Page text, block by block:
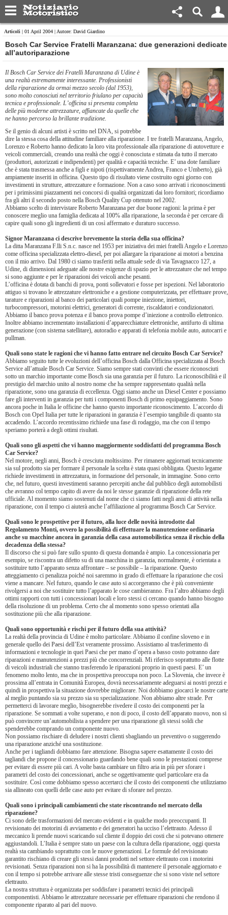
Articoli | 01 April 2004 | Autore: David Giardino
Bosch Car Service Fratelli Maranzana: due generazioni dedicate
all’autoriparazione
Il Bosch Car Service dei Fratelli Maranzana di Udine è
una realtà estremamente interessante. Professionisti
della riparazione da ormai mezzo secolo (dal 1953),
sono molto conosciuti nel territorio friulano per capacità
tecnica e professionale. L’officina si presenta completa
delle più moderne attrezzature, affiancate da quelle che
ne hanno percorso la brillante tradizione.
Se il genio di alcuni artisti è scritto nel DNA, si potrebbe
dire la stessa cosa della attitudine familiare alla riparazione. I tre fratelli Maranzana, Angelo,
Lorenzo e Roberto hanno dedicato la loro vita professionale alla riparazione di autovetture e
veicoli commerciali, creando una realtà che oggi è conosciuta e stimata da tutto il mercato
(produttori, autorizzati e indipendenti) per qualità e capacità tecniche. E’ una dote familiare
che è stata trasmessa anche a figli e nipoti (rispettivamente Andrea, Franco e Umberto), già
ampiamente inseriti in officina. Questo tipo di risultato viene costruito ogni giorno con
investimenti in strutture, attrezzature e formazione. Non a caso sono arrivati i riconoscimenti
per i primissimi piazzamenti nei concorsi di qualità organizzati dai loro fornitori; ricordiamo
fra gli altri il secondo posto nella Bosch Quality Cup ottenuto nel 2002.
Abbiamo scelto di intervistare Roberto Maranzana per due buone ragioni: la prima è per
conoscere meglio una famiglia dedicata al 100% alla riparazione, la seconda è per cercare di
capire quali sono gli ingredienti di un così affermato e duraturo successo.
Signor Maranzana ci descrive brevemente la storia della sua officina?
La ditta Maranzana F.lli S.n.c. nasce nel 1953 per iniziativa dei miei fratelli Angelo e Lorenzo
come officina specializzata elettro-diesel, per poi allargare la riparazione ai motori a benzina
con il mio arrivo. Dal 1980 ci siamo trasferiti nella attuale sede di via Tavagnacco 127, a
Udine, di dimensioni adeguate alle nostre esigenze di spazio per le attrezzature che nel tempo
si sono aggiunte e per le riparazioni dei veicoli anche pesanti.
L’officina è dotata di banchi di prova, ponti sollevatori e fosse per ispezioni. Nel laboratorio
attiguo si trovano le attrezzature elettroniche e a gestione computerizzata, per effettuare prove,
tarature e riparazioni al banco dei particolari quali pompe iniezione, iniettori,
turbocompressori, motorini elettrici, generatori di corrente, riscaldatori e condizionatori.
Abbiamo il banco prova potenza e il banco prova pompe d’iniezione a controllo elettronico.
Inoltre abbiamo incrementato installazioni d’apparecchiature elettroniche, antifurto di ultima
generazione (con sistema satellitare), autoradio e apparati di telefonia mobile auto, autocarri e
pullman.
Quali sono state le ragioni che vi hanno fatto entrare nel circuito Bosch Car Service?
Abbiamo seguito tutte le evoluzioni dell’officina Bosch dalla Officina specializzata al Bosch
Service all’attuale Bosch Car Service. Siamo sempre stati convinti che essere riconosciuti
sotto un marchio importante come Bosch sia una garanzia per il futuro. La riconoscibilità e il
prestigio del marchio unito al nostro nome che ha sempre rappresentato qualità nella
riparazione, sono una garanzia di eccellenza. Oggi siamo anche un Diesel Center e possiamo
fare gli interventi in garanzia per tutti i componenti Bosch di primo equipaggiamento. Sono
ancora poche in Italia le officine che hanno questo importante riconoscimento. L’accordo di
Bosch con Opel Italia per tutte le riparazioni in garanzia è l’esempio tangibile di quanto sta
accadendo. L’accordo recentissimo richiede una fase di rodaggio, ma che con il tempo
speriamo porterà a degli ottimi risultati.
Quali sono gli aspetti che vi hanno maggiormente soddisfatti del programma Bosch
Car Service?
Nel motore, negli anni, Bosch è cresciuta moltissimo. Per rimanere aggiornati tecnicamente
sia sul prodotto sia per formare il personale la scelta è stata quasi obbligata. Questo legame
richiede investimenti in attrezzatura, in formazione del personale, in immagine. Sono certo
che, nel futuro, questi investimenti saranno percepiti anche dal pubblico degli automobilisti
che avranno col tempo capito di avere da noi le stesse garanzie di riparazione della rete
ufficiale. Al momento siamo sostenuti dal nome che ci siamo fatti negli anni di attività nella
riparazione, con il tempo ci aiuterà anche l’affiliazione al programma Bosch Car Service.
Quali sono le prospettive per il futuro, alla luce delle novità introdotte dal
Regolamento Monti, ovvero la possibilità di effettuare la manutenzione ordinaria
anche su macchine ancora in garanzia della casa automobilistica senza il rischio della
decadenza della stessa?
Il discorso che si può fare sullo spunto di questa domanda è ampio. La concessionaria per
esempio, se riscontra un difetto su di una macchina in garanzia, normalmente, è orientata a
sostituire tutto l’apparato senza affrontare – se possibile – la riparazione. Questo
atteggiamento ci penalizza poiché noi saremmo in grado di effettuare la riparazione che così
viene a mancare. Nel futuro, quando le case auto si accorgeranno che è più conveniente
rivolgersi a noi che sostituire tutto l’apparato le cose cambieranno. Fra l’altro abbiamo degli
ottimi rapporti con tutti i concessionari locali e loro stessi ci cercano quando hanno bisogno
della risoluzione di un problema. Certo che al momento sono spesso orientati alla
sostituzione più che alla riparazione.
Quali sono opportunità e rischi per il futuro della sua attività?
La realtà della provincia di Udine è molto particolare. Abbiamo il confine sloveno e in
generale quello dei Paesi dell’Est veramente prossimo. Assistiamo al trasferimento di
informazioni e tecnologie in quei Paesi che per mano d’opera a basso costo potranno dare
riparazioni e manutenzioni a prezzi più che concorrenziali. Mi riferisco soprattutto alle flotte
di veicoli industriali che stanno trasferendo le riparazioni proprio in questi paesi. E’ un
fenomeno molto lento, ma che in prospettiva preoccupa non poco. La Slovenia, che invece è
prossima all’entrata in Comunità Europea, dovrà necessariamente adeguarsi ai nostri prezzi e
quindi in prospettiva la situazione dovrebbe migliorare. Noi dobbiamo giocarci le nostre carte
al meglio puntando sia su prezzo sia su specializzazione. Non abbiamo altre strade. Per
permetterci di lavorare meglio, bisognerebbe rivedere il costo dei componenti per la
riparazione. Se sommati a volte superano, e non di poco, il costo dell’apparato nuovo, non si
può convincere un’automobilista a spendere per una riparazione gli stessi soldi che
spenderebbe comprando un componente nuovo.
Non possiamo rischiare di deludere i nostri clienti sbagliando un preventivo o suggerendo
una riparazione anziché una sostituzione.
Anche per i tagliandi dobbiamo fare attenzione. Bisogna sapere esattamente il costo dei
tagliandi che propone il concessionario guardando bene quali sono le prestazioni comprese
per evitare di essere più cari. A volte basta cambiare un filtro aria in più per sforare i
parametri del costo dei concessionari, anche se oggettivamente quel particolare era da
sostituire. Così come dobbiamo spesso accertarci che il costo dei componenti che utilizziamo
sia allineato con quelli delle case auto per evitare di sforare nel prezzo.
Quali sono i principali cambiamenti che state riscontrando nel mercato della
riparazione?
Ci sono delle trasformazioni del mercato evidenti e in qualche modo preoccupanti. Il
revisionato dei motorini di avviamento e dei generatori ha ucciso l’elettrauto. Adesso il
meccanico li prende nuovi scaricando sul cliente il doppio dei costi che si potevano ottenere
aggiustandoli. L’Italia è sempre stato un paese con la cultura della riparazione, oggi questa
realtà sta cambiando soprattutto con le nuove generazioni. Le formule del revisionato
garantito rischiano di creare gli stessi danni prodotti nel settore elettrauto con i motorini
revisionati. Senza riparazioni non si ha la possibilità di mantenere il personale aggiornato e
con il tempo si potrebbe arrivare alle stesse tristi conseguenze che si sono viste nel settore
elettrauto.
La nostra struttura è organizzata per soddisfare i parametri tecnici dei principali
componentisti. Abbiamo le attrezzature necessarie per effettuare riparazioni che rendono il
componente riparato al pari del nuovo.